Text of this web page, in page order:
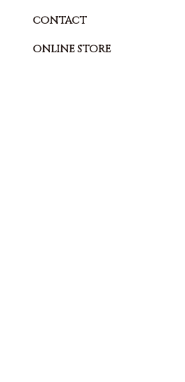
CONTACT
ONLINE STORE